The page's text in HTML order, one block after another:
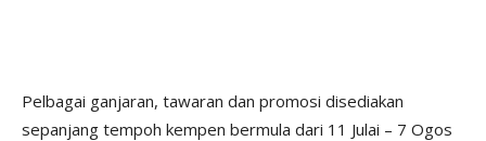
Pelbagai ganjaran, tawaran dan promosi disediakan
sepanjang tempoh kempen bermula dari 11 Julai – 7 Ogos